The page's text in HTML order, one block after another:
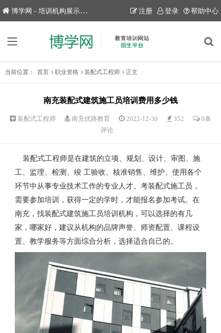
博学网 - 培训机构展示平台！ 注册 登录 帮助中心
当前位置： 首页 职业资格 装配式工程师 正文
南充装配式建筑施工员培训费用多少钱
装配式工程师 南充优路教育 2022-12-30 352
0条
评论
装配式工程师是在建筑的立项、规划、设计、审图、施
工、监理、检测、竣 工验收、核准销售、维护、使用各个
环节中从事专业技术工作的专业人才。考装配式施工员，
需要参加培训，获得一定的学时，才能报名参加考试。在
南充，找装配式建筑施工员培训机构，可以选择的有几
家，哪家好，建议从机构的品牌声誉、师资配置、课程设
置、教学服务等方面综合分析，选择适合自己的。